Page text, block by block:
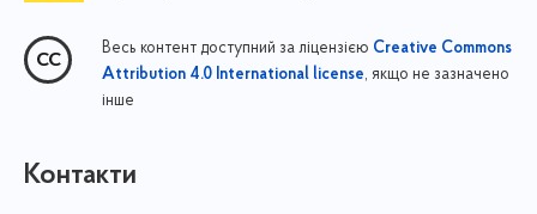
Весь контент доступний за ліцензією Creative Commons
Attribution 4.0 International license, якщо не зазначено
інше
Контакти